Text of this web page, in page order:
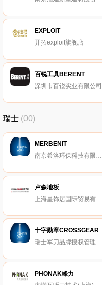
EXPLOIT
开拓exploit旗舰店
百锐工具BERENT
深圳市百锐实业有限公司
瑞士 (00)
MERBENIT
南京希洛环保科技有限公司
卢森地板
上海星饰居国际贸易有限公司
十字勋章CROSSGEAR
瑞士军刀品牌授权管理有限公司
PHONAK峰力